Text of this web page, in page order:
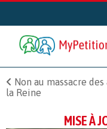
Non au massacre
la Reine
MISE À